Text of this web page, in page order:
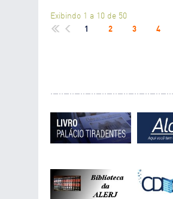
Exibindo 1 a 10 de 50
1 2 3 4